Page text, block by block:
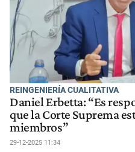
REINGENIERÍA CUALITATIVA
Daniel Erbetta: “Es
que la Corte Suprema
miembros”
29-12-2025 11:34